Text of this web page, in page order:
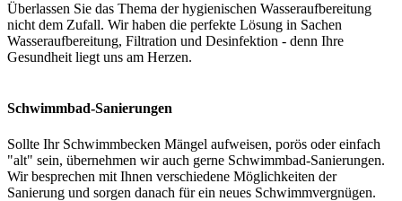
Überlassen Sie das Thema der hygienischen Wasseraufbereitung
nicht dem Zufall. Wir haben die perfekte Lösung in Sachen
Wasseraufbereitung, Filtration und Desinfektion - denn Ihre
Gesundheit liegt uns am Herzen.
Schwimmbad-Sanierungen
Sollte Ihr Schwimmbecken Mängel aufweisen, porös oder einfach
"alt" sein, übernehmen wir auch gerne Schwimmbad-Sanierungen.
Wir besprechen mit Ihnen verschiedene Möglichkeiten der
Sanierung und sorgen danach für ein neues Schwimmvergnügen.